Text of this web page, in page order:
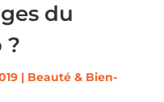
du
?
| Beauté & Bien-